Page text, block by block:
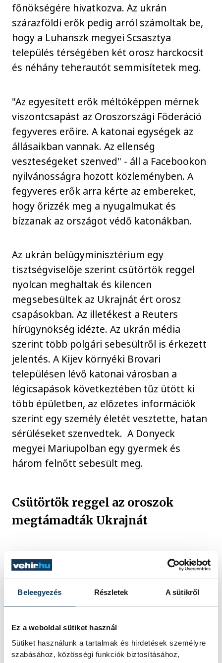
Beleegyezés Részletek A sütikről
Ez a weboldal sütiket használ
Sütiket használunk a tartalmak és hirdetések személyre
szabásához, közösségi funkciók biztosításához,
főnökségére hivatkozva. Az ukrán
szárazföldi erők pedig arról számoltak be,
hogy a Luhanszk megyei Scsasztya
település térségében két orosz harckocsit
és néhány teherautót semmisítetek meg.
"Az egyesített erők méltóképpen mérnek
viszontcsapást az Oroszországi Föderáció
fegyveres erőire. A katonai egységek az
állásaikban vannak. Az ellenség
veszteségeket szenved" - áll a Facebookon
nyilvánosságra hozott közleményben. A
fegyveres erők arra kérte az embereket,
hogy őrizzék meg a nyugalmukat és
bízzanak az országot védő katonákban.
Az ukrán belügyminisztérium egy
tisztségviselője szerint csütörtök reggel
nyolcan meghaltak és kilencen
megsebesültek az Ukrajnát ért orosz
csapásokban. Az illetékest a Reuters
hírügynökség idézte. Az ukrán média
szerint több polgári sebesültről is érkezett
jelentés. A Kijev környéki Brovari
településen lévő katonai városban a
légicsapások következtében tűz ütött ki
több épületben, az előzetes információk
szerint egy személy életét vesztette, hatan
sérüléseket szenvedtek. A Donyeck
megyei Mariupolban egy gyermek és
három felnőtt sebesült meg.
Csütörtök reggel az oroszok
megtámadták Ukrajnát
Az UNIAN hírügynökség jelentése szerint
legalább négy robbanás történt a kelet-
ukrajnai Kramatorszkban, egy erőteljes
robbanás a déli országrészben lévő
országrészben Harkivban és az Azovi-
tenger partján fekvő Bergyanszkban.